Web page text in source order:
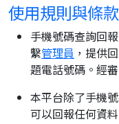
使用規則與條款
手機號碼查詢回
繫管理員 ，提供
題電話號碼。經
本平台除了手機
可以回報任何資料